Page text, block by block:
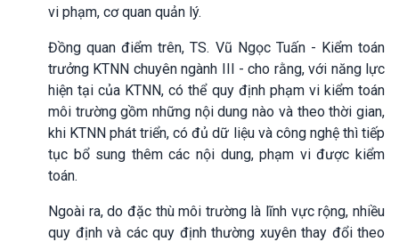
vi phạm, cơ quan quản lý.
Đồng quan điểm trên, TS. Vũ Ngọc Tuấn - Kiểm toán
trưởng KTNN chuyên ngành III - cho rằng, với năng lực
hiện tại của KTNN, có thể quy định phạm vi kiểm toán
môi trường gồm những nội dung nào và theo thời gian,
khi KTNN phát triển, có đủ dữ liệu và công nghệ thì tiếp
tục bổ sung thêm các nội dung, phạm vi được kiểm
toán.
Ngoài ra, do đặc thù môi trường là lĩnh vực rộng, nhiều
quy định và các quy định thường xuyên thay đổi theo